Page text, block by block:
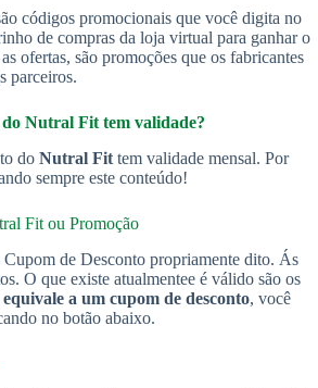
códigos promocionais que você digita no
de compras da loja virtual para ganhar o
ofertas, são promoções que os fabricantes
parceiros.
Nutral Fit tem validade?
do Nutral Fit tem validade mensal. Por
sempre este conteúdo!
Fit ou Promoção
de Desconto propriamente dito. Ás
O que existe atualmentee é válido são os
equivale a um cupom de desconto, você
no botão abaixo.